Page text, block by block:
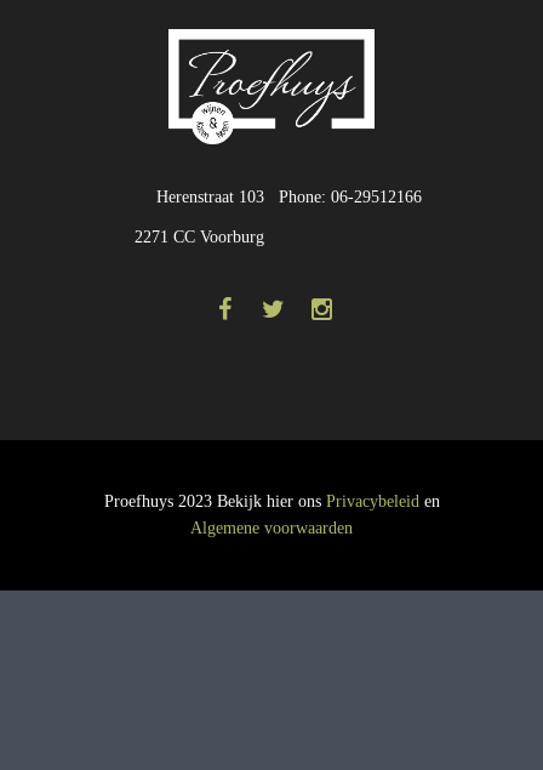
Phone: 06-29512166
Herenstraat 103
2271 CC Voorburg
Proefhuys 2023 Bekijk hier ons Privacybeleid en
Algemene voorwaarden